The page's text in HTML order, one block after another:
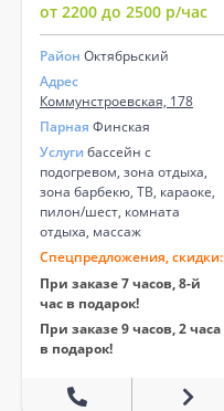
от 2200 до 2500 р/час
Район Октябрьский
Адрес
Коммунстроевская, 178
Парная Финская
Услуги бассейн с
подогревом, зона отдыха,
зона барбекю, ТВ, караоке,
пилон/шест, комната
отдыха, массаж
Спецпредложения, скидки:
При заказе 7 часов, 8-й
час в подарок!
При заказе 9 часов, 2 часа
в подарок!